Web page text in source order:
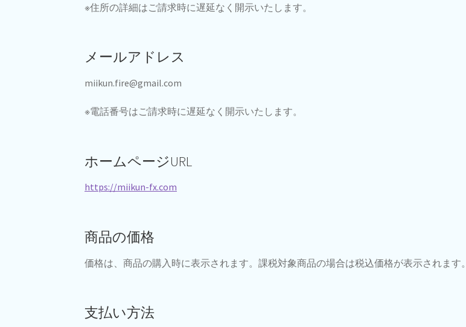
※住所の詳細はご請求時に遅延なく開示いたします。
メールアドレス
miikun.fire@gmail.com
※電話番号はご請求時に遅延なく開示いたします。
ホームページURL
https://miikun-fx.com
商品の価格
価格は、商品の購入時に表示されます。課税対象商品の場合は税込価格が表示されます。
支払い方法